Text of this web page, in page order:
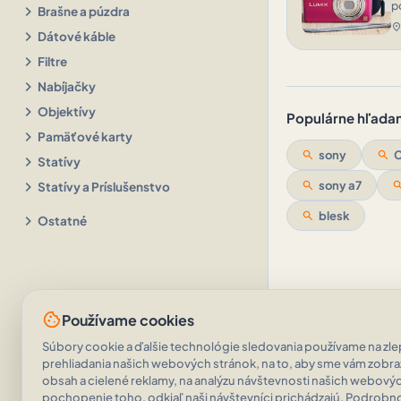
chevron_right Brašne a púzdra
chevron_right Dátové káble
chevron_right Filtre
chevron_right Nabíjačky
chevron_right Objektívy
chevron_right Pamäťové karty
chevron_right Statívy
chevron_right Statívy a Príslušenstvo
chevron_right Ostatné
location_on
Populárne
search sony search
search sony a7
search blesk
cookiePoužívame cookies
Súbory cookie a ďalšie technológie sledovania používame na
prehliadania našich webových stránok, na to, aby sme vám
obsah a cielené reklamy, na analýzu návštevnosti našich
pochopenie toho, odkiaľ naši návštevníci prichádzajú.